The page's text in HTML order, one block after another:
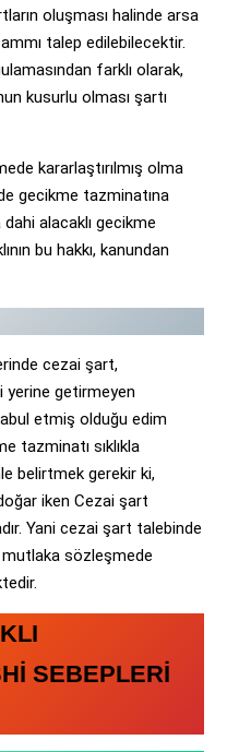
oluşması halinde arsa
talep edilebilecektir.
farklı olarak,
kusurlu olması şartı
kararlaştırılmış olma
gecikme tazminatına
alacaklı gecikme
bu hakkı, kanundan
cezai şart,
yerine getirmeyen
etmiş olduğu edim
tazminatı sıklıkla
belirtmek gerekir ki,
iken Cezai şart
Yani cezai şart talebinde
sözleşmede
SEBEPLERİ